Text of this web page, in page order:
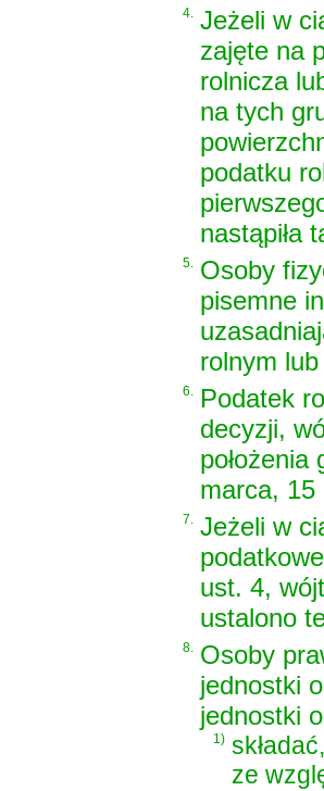
4. Jeżeli w
zajęte na
rolnicza
na tych
podatku
nastąpiła
5. Osoby
pisemne
rolnym
6. Podatek
decyzji,
marca, 15
7. Jeżeli w
ust. 4,
ustalono
8. Osoby
jednostki
jednostki
1)
ze